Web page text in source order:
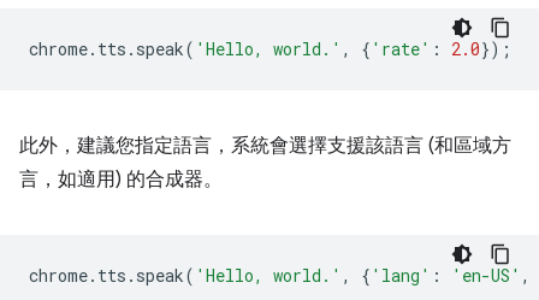
chrome. tts . speak( 'Hello, world.' , { 'rate' : 2.0});
此外，建議您指定語言，系統會選擇支援該語言 (和區域方
言，如適用) 的合成器。
chrome. tts . speak( 'Hello, world.' , { 'lang' : 'en-US' ,